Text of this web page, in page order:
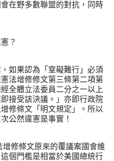
在野多數聯盟的對抗，同時
？
如果認為「窒礙難行」必須
法增修修文第三條第二項第
全體立法委員二分之一以上
接受該決議。」亦即行政院
修條文「明文規定」。所以
公然違憲是事實！
修條文原來的覆議案國會維
個門檻是相當於美國總統行